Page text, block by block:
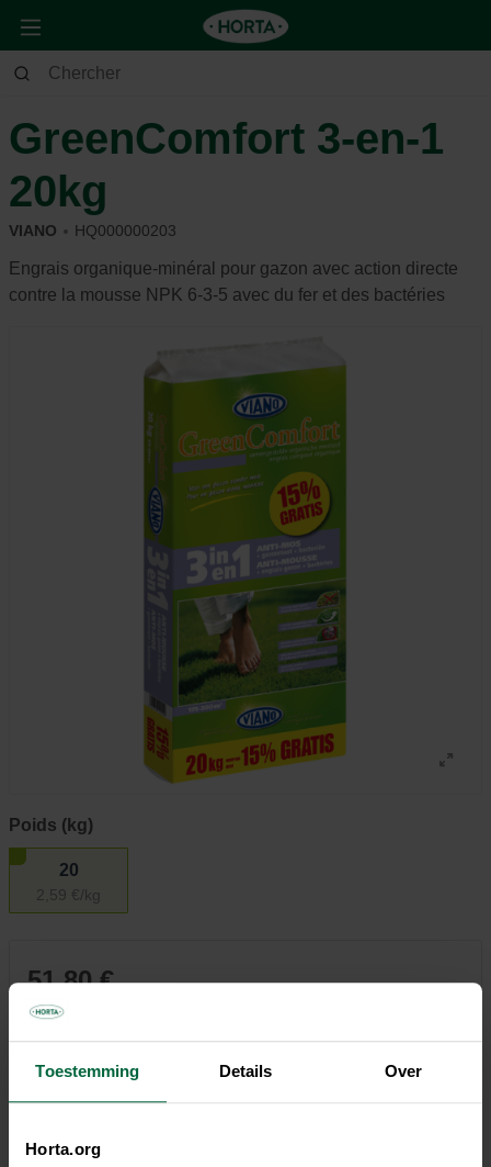
Toestemming Details Over
Horta.org
Jardin Gazon
GreenComfort 3-en-1
20kg
VIANO HQ000000203
Engrais organique-minéral pour gazon avec action directe
contre la mousse NPK 6-3-5 avec du fer et des bactéries
Poids (kg)
20
2,59 €/kg
51,80 €